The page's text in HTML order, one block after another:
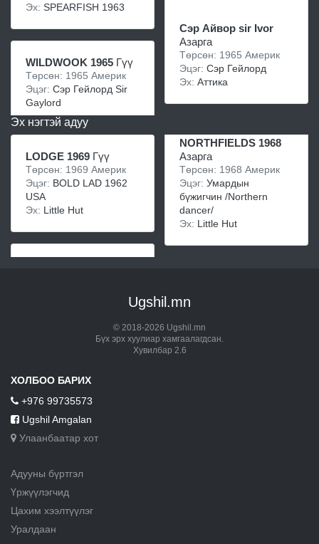
Эх: SPEARFISH 1963
WILDWOOK 1965 Гүү
Төрсөн: 1965 Америк
Эцэг: Сэр Гейлорд Sir
Gaylord
Сэр Айвор sir Ivor
Азарга
Төрсөн: 1965 Америк
Эцэг: Сэр Гейлорд
Эх: Аттика
Эх нэгтэй адуу
LODGE 1969 Гүү
Төрсөн: 1969 Америк
Эцэг: BOLD LAD 1962
USA
Эх: Little Hut
NORTHFIELDS 1968
Азарга
Төрсөн: 1968 Америк
Эцэг: Умардын
бүжигчин /Northern
dancer/
Эх: Little Hut
Ugshil.mn
© 2018-2026 Ugshil.mn
Бүх эрх хуулиар хамгаалагдсан.
Хувилбар 2.6
ХОЛБОО БАРИХ
+976 99735573
Ugshil Amgalan
Улаанбаатар хот
Адууны бүртгэл
Үржүүлэгчид
Цахим хээлтүүлэг
Уралдаан